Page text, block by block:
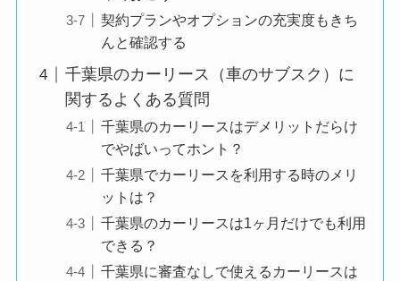
契約プランやオプションの充実度もきち
んと確認する
千葉県のカーリース（車のサブスク）に
関するよくある質問
千葉県のカーリースはデメリットだらけ
でやばいってホント？
千葉県でカーリースを利用する時のメリ
ットは？
千葉県のカーリースは1ヶ月だけでも利用
できる？
千葉県に審査なしで使えるカーリースは